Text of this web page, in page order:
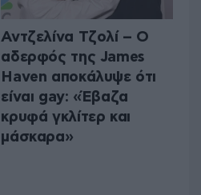
Αντζελίνα Τζολί – Ο
αδερφός της James
Haven αποκάλυψε ότι
είναι gay: «Έβαζα
κρυφά γκλίτερ και
μάσκαρα»